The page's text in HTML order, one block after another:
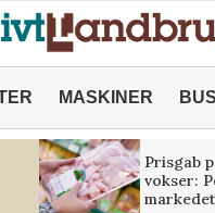
MASKINER
Prisgab
vokser:
markedet